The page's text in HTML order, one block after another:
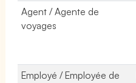
Agent / Agente de
voyages
Employé / Employée de